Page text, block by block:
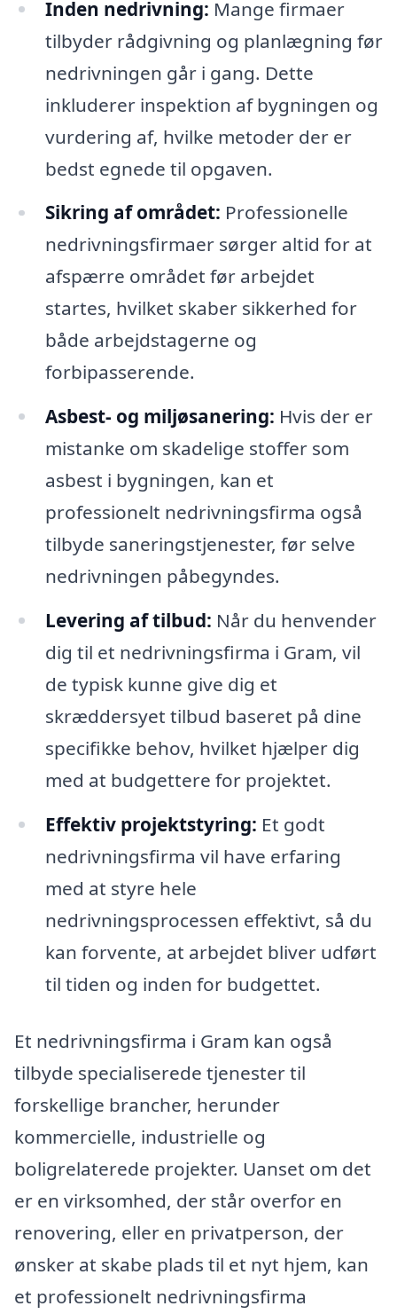
Inden nedrivning: Mange firmaer
tilbyder rådgivning og planlægning før
nedrivningen går i gang. Dette
inkluderer inspektion af bygningen og
vurdering af, hvilke metoder der er
bedst egnede til opgaven.
Sikring af området: Professionelle
nedrivningsfirmaer sørger altid for at
afspærre området før arbejdet
startes, hvilket skaber sikkerhed for
både arbejdstagerne og
forbipasserende.
Asbest- og miljøsanering: Hvis der er
mistanke om skadelige stoffer som
asbest i bygningen, kan et
professionelt nedrivningsfirma også
tilbyde saneringstjenester, før selve
nedrivningen påbegyndes.
Levering af tilbud: Når du henvender
dig til et nedrivningsfirma i Gram, vil
de typisk kunne give dig et
skræddersyet tilbud baseret på dine
specifikke behov, hvilket hjælper dig
med at budgettere for projektet.
Effektiv projektstyring: Et godt
nedrivningsfirma vil have erfaring
med at styre hele
nedrivningsprocessen effektivt, så du
kan forvente, at arbejdet bliver udført
til tiden og inden for budgettet.
Et nedrivningsfirma i Gram kan også
tilbyde specialiserede tjenester til
forskellige brancher, herunder
kommercielle, industrielle og
boligrelaterede projekter. Uanset om det
er en virksomhed, der står overfor en
renovering, eller en privatperson, der
ønsker at skabe plads til et nyt hjem, kan
et professionelt nedrivningsfirma